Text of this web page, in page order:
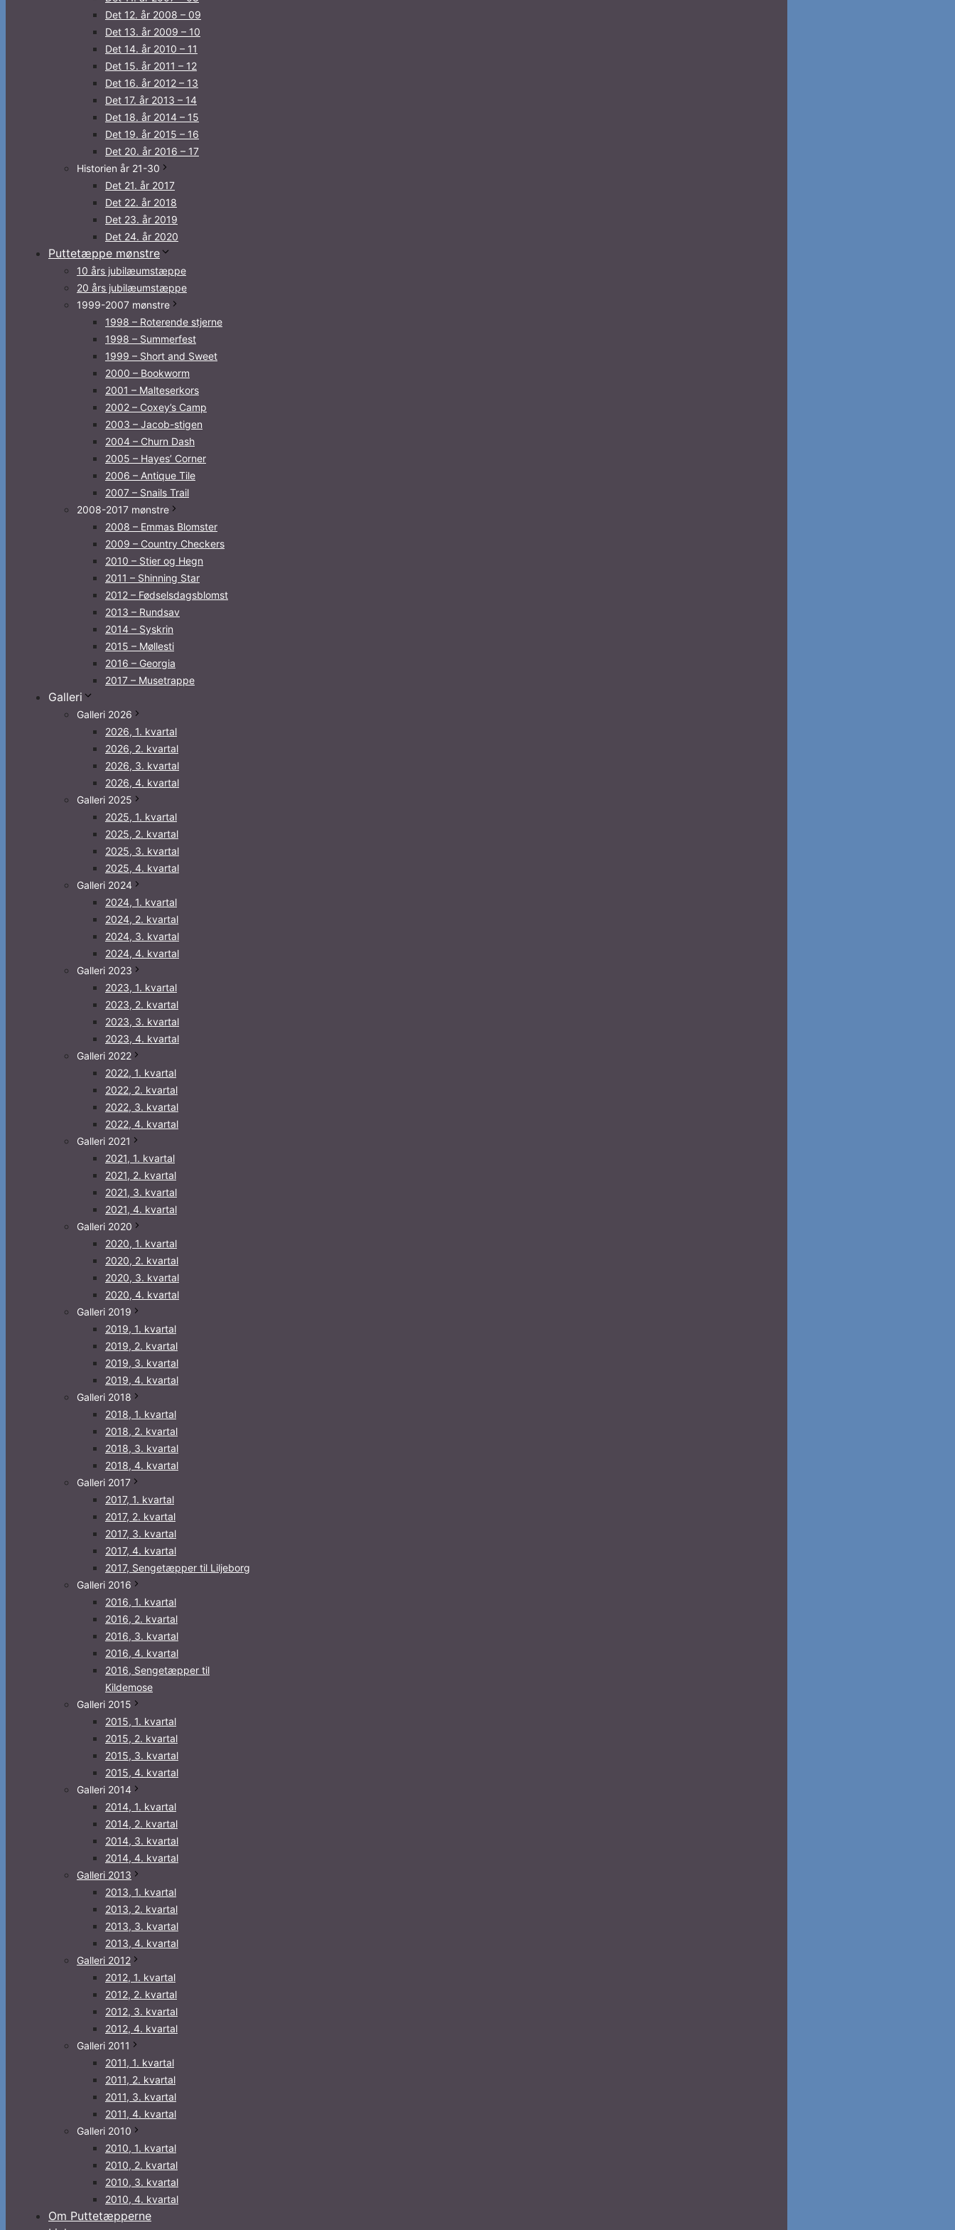
Det 12. år 2008 – 09
Det 13. år 2009 – 10
Det 14. år 2010 – 11
Det 15. år 2011 – 12
Det 16. år 2012 – 13
Det 17. år 2013 – 14
Det 18. år 2014 – 15
Det 19. år 2015 – 16
Det 20. år 2016 – 17
Historien år 21-30
Det 21. år 2017
Det 22. år 2018
Det 23. år 2019
Det 24. år 2020
Puttetæppe mønstre
10 års jubilæumstæppe
20 års jubilæumstæppe
1999-2007 mønstre
1998 – Roterende stjerne
1998 – Summerfest
1999 – Short and Sweet
2000 – Bookworm
2001 – Malteserkors
2002 – Coxey’s Camp
2003 – Jacob-stigen
2004 – Churn Dash
2005 – Hayes’ Corner
2006 – Antique Tile
2007 – Snails Trail
2008-2017 mønstre
2008 – Emmas Blomster
2009 – Country Checkers
2010 – Stier og Hegn
2011 – Shinning Star
2012 – Fødselsdagsblomst
2013 – Rundsav
2014 – Syskrin
2015 – Møllesti
2016 – Georgia
2017 – Musetrappe
Galleri
Galleri 2026
2026, 1. kvartal
2026, 2. kvartal
2026, 3. kvartal
2026, 4. kvartal
Galleri 2025
2025, 1. kvartal
2025, 2. kvartal
2025, 3. kvartal
2025, 4. kvartal
Galleri 2024
2024, 1. kvartal
2024, 2. kvartal
2024, 3. kvartal
2024, 4. kvartal
Galleri 2023
2023, 1. kvartal
2023, 2. kvartal
2023, 3. kvartal
2023, 4. kvartal
Galleri 2022
2022, 1. kvartal
2022, 2. kvartal
2022, 3. kvartal
2022, 4. kvartal
Galleri 2021
2021, 1. kvartal
2021, 2. kvartal
2021, 3. kvartal
2021, 4. kvartal
Galleri 2020
2020, 1. kvartal
2020, 2. kvartal
2020, 3. kvartal
2020, 4. kvartal
Galleri 2019
2019, 1. kvartal
2019, 2. kvartal
2019, 3. kvartal
2019, 4. kvartal
Galleri 2018
2018, 1. kvartal
2018, 2. kvartal
2018, 3. kvartal
2018, 4. kvartal
Galleri 2017
2017, 1. kvartal
2017, 2. kvartal
2017, 3. kvartal
2017, 4. kvartal
2017, Sengetæpper til Liljeborg
Galleri 2016
2016, 1. kvartal
2016, 2. kvartal
2016, 3. kvartal
2016, 4. kvartal
2016, Sengetæpper til
Kildemose
Galleri 2015
2015, 1. kvartal
2015, 2. kvartal
2015, 3. kvartal
2015, 4. kvartal
Galleri 2014
2014, 1. kvartal
2014, 2. kvartal
2014, 3. kvartal
2014, 4. kvartal
Galleri 2013
2013, 1. kvartal
2013, 2. kvartal
2013, 3. kvartal
2013, 4. kvartal
Galleri 2012
2012, 1. kvartal
2012, 2. kvartal
2012, 3. kvartal
2012, 4. kvartal
Galleri 2011
2011, 1. kvartal
2011, 2. kvartal
2011, 3. kvartal
2011, 4. kvartal
Galleri 2010
2010, 1. kvartal
2010, 2. kvartal
2010, 3. kvartal
2010, 4. kvartal
Om Puttetæpperne